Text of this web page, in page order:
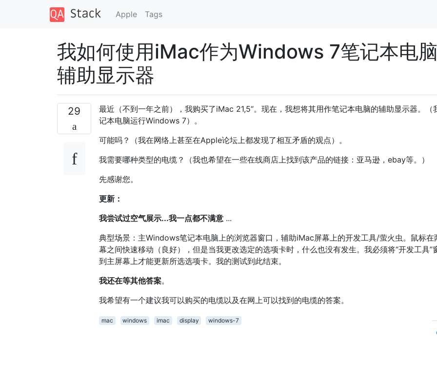
Apple Tags
我如何使用iMac作为Windows 7笔记本电
辅助显示器
29
最近（不到一年之前），我购买了iMac 21,5“。现在，我想将其用作笔记本电脑的辅助显示器。（
记本电脑运行Windows 7）。
可能吗？（我在网络上甚至在Apple论坛上都发现了相互矛盾的观点）。
我需要哪种类型的电缆？（我也希望在一些在线商店上找到该产品的链接：亚马逊，ebay等。）
先感谢您。
更新：
我尝试过空气展示...我一点都不满意 ...
典型场景：主Windows笔记本电脑上的浏览器窗口，辅助iMac屏幕上的开发工具/萤火虫。鼠标在
幕之间快速移动（良好），但是当我更改选定的选项卡时，什么也没有发生。我必须将“开发工具”
到主屏幕上才能更新所选选项卡。我的测试到此结束。
我还在等其他答案。
我希望有一个建议我可以购买的电缆以及在网上可以找到的电缆的答案。
mac windows imac display windows-7